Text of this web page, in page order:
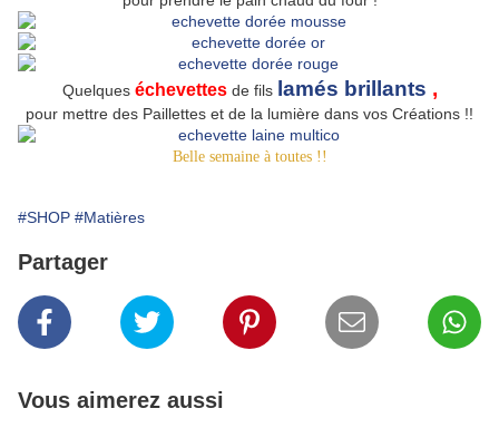
Quelques échevettesde fils lamés brillants ,
pour mettre des Paillettes et de la lumière dans vos Créations !!
Belle semaine à toutes !!
#SHOP #Matières
Partager
Vous aimerez aussi